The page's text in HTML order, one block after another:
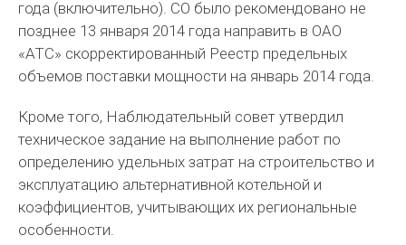
года (включительно). СО было рекомендовано не
позднее 13 января 2014 года направить в ОАО
«АТС» скорректированный Реестр предельных
объемов поставки мощности на январь 2014 года.
Кроме того, Наблюдательный совет утвердил
техническое задание на выполнение работ по
определению удельных затрат на строительство и
эксплуатацию альтернативной котельной и
коэффициентов, учитывающих их региональные
особенности.